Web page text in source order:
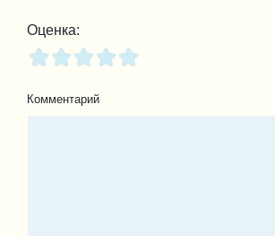
Оценка:
Комментарий